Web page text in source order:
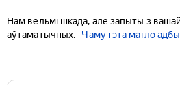
Нам вельмі шкада, але запыты з
аўтаматычных.
Чаму гэта магло